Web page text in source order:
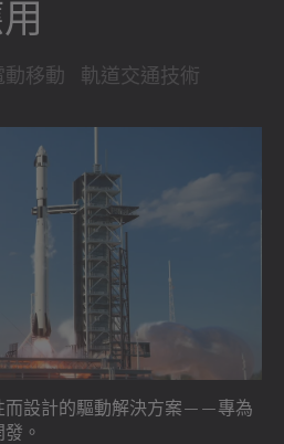
動移動 軌道交通技術
而設計的驅動解決方案——專為
。